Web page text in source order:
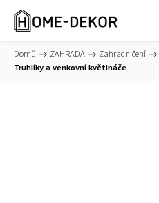
Domů / ZAHRADA / Zahradničení /
Truhlíky a venkovní květináče